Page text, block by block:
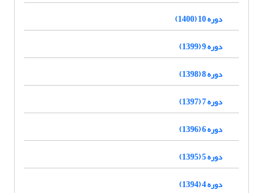
دوره 10 (1400)
دوره 9 (1399)
دوره 8 (1398)
دوره 7 (1397)
دوره 6 (1396)
دوره 5 (1395)
دوره 4 (1394)